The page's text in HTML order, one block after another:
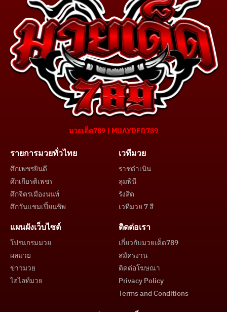
มวยเด็ด789 | MUAYDED789
รายการมวยทั่วไทย
ศึกเพชรยินดี
ศึกเกียรติเพชร
ศึกจิตรเมืองนนท์
ศึกวันแชมเปี้ยนชิพ
เวทีมวย
ราชดำเนิน
ลุมพินี
รังสิต
เวทีมวย 7 สี
แผนผังเว็บไซต์
โปรแกรมมวย
ผลมวย
ข่าวมวย
ไฮไลท์มวย
ติดต่อเรา
เกี่ยวกับมวยเด็ด789
สมัครงาน
ติดต่อโฆษณา
Privacy Policy
Terms and Conditions